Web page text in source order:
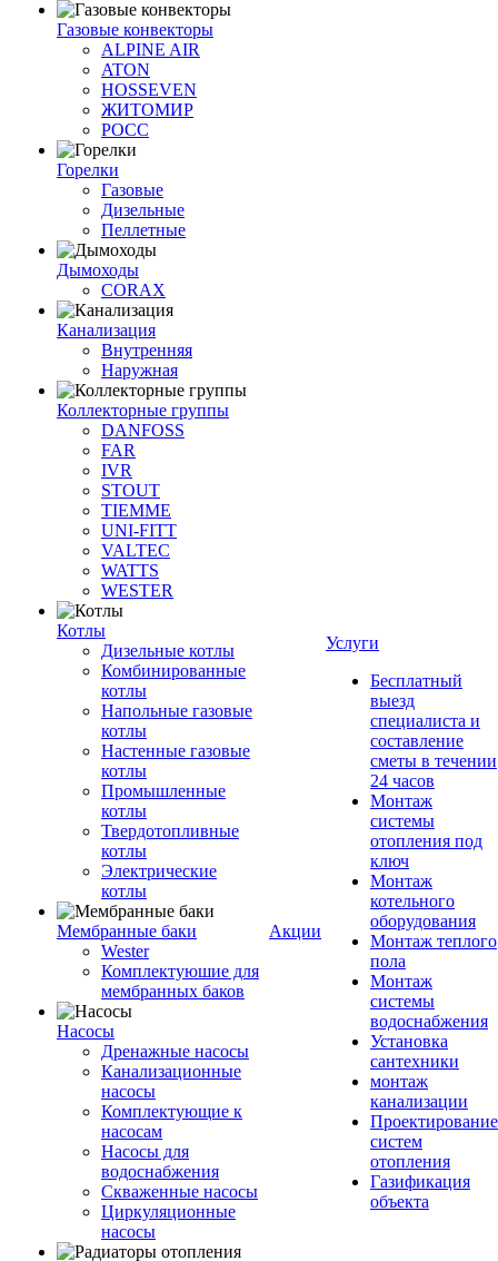
Газовые конвекторы
ALPINE AIR
ATON
HOSSEVEN
ЖИТОМИР
РОСС
Горелки
Газовые
Дизельные
Пеллетные
Дымоходы
CORAX
Канализация
Внутренняя
Наружная
Коллекторные группы
DANFOSS
FAR
IVR
STOUT
TIEMME
UNI-FITT
VALTEC
WATTS
WESTER
Котлы
Дизельные котлы
Комбинированные
котлы
Напольные газовые
котлы
Настенные газовые
котлы
Промышленные
котлы
Твердотопливные
котлы
Электрические
котлы
Мембранные баки
Wester
Комплектуюшие для
мембранных баков
Насосы
Дренажные насосы
Канализационные
насосы
Комплектующие к
насосам
Насосы для
водоснабжения
Скваженные насосы
Циркуляционные
насосы
Акции
Услуги
Бесплатный
выезд
специалиста и
составление
сметы в течении
24 часов
Монтаж
системы
отопления под
ключ
Монтаж
котельного
оборудования
Монтаж теплого
пола
Монтаж
системы
водоснабжения
Установка
сантехники
монтаж
канализации
Проектирование
систем
отопления
Газификация
объекта